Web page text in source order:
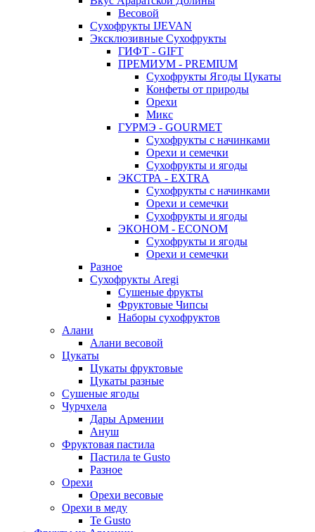
Весовой
Сухофрукты IJEVAN
Эксклюзивные Сухофрукты
ГИФТ - GIFT
ПРЕМИУМ - PREMIUM
Сухофрукты Ягоды Цукаты
Конфеты от природы
Орехи
Микс
ГУРМЭ - GOURMET
Сухофрукты с начинками
Орехи и семечки
Сухофрукты и ягоды
ЭКСТРА - EXTRA
Сухофрукты с начинками
Орехи и семечки
Сухофрукты и ягоды
ЭКОНОМ - ECONOM
Сухофрукты и ягоды
Орехи и семечки
Разное
Сухофрукты Aregi
Сушеные фрукты
Фруктовые Чипсы
Наборы сухофруктов
Алани
Алани весовой
Цукаты
Цукаты фруктовые
Цукаты разные
Сушеные ягоды
Чурчхела
Дары Армении
Ануш
Фруктовая пастила
Пастила te Gusto
Разное
Орехи
Орехи весовые
Орехи в меду
Te Gusto